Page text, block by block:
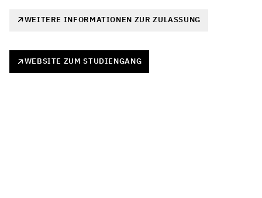
WEITERE INFORMATIONEN ZUR ZULASSUNG
WEBSITE ZUM STUDIENGANG